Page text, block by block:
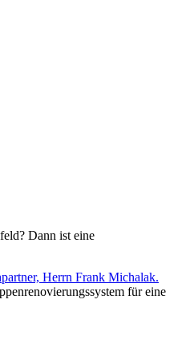
Dann ist eine
Herrn Frank Michalak.
für eine